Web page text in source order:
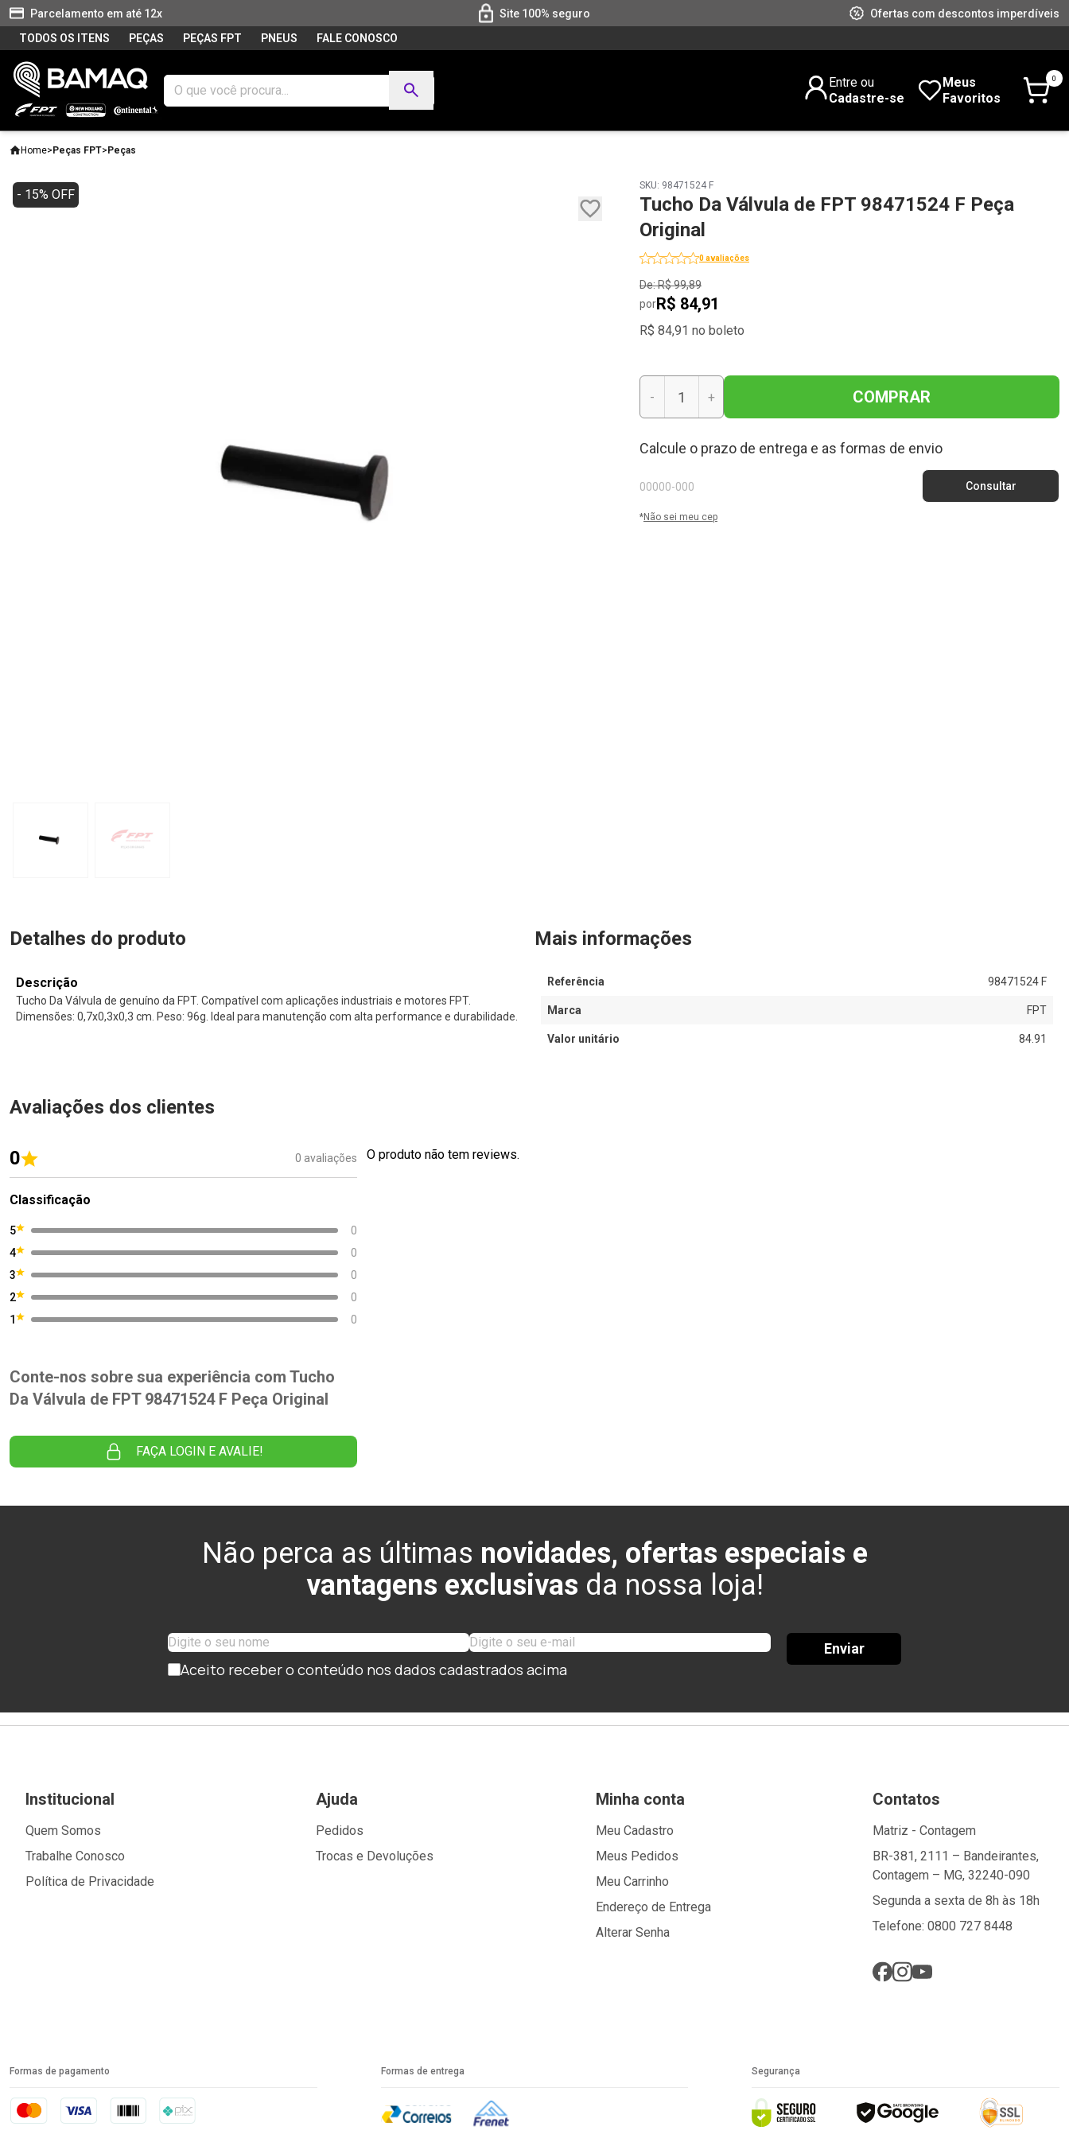
Parcelamento em até 12x Site 100% seguro
Ofertas com descontos imperdíveis
TODOS OS ITENS
PEÇAS PEÇAS FPT PNEUS FALE CONOSCO
Entre ou
Cadastre-se
Meus
Favoritos
0
Home> Peças FPT> Peças
SKU: 98471524 F
Tucho Da Válvula de FPT 98471524 F Peça
Original
0 avaliações
De: R$ 99,89
porR$ 84,91
R$ 84,91 no boleto
- 15% OFF
- + COMPRAR
Calcule o prazo de entrega e as formas de envio
*Não sei meu cep
Detalhes do produto
Descrição
Tucho Da Válvula de genuíno da FPT. Compatível com aplicações industriais e motores FPT.
Dimensões: 0,7x0,3x0,3 cm. Peso: 96g. Ideal para manutenção com alta performance e durabilidade.
Mais informações
Referência 98471524 F
Marca FPT
Valor unitário 84.91
Avaliações dos clientes
0 0 avaliações
Classificação
5
0
4
0
3
0
2
0
1
0
Conte-nos sobre sua experiência com Tucho
Da Válvula de FPT 98471524 F Peça Original
FAÇA LOGIN E AVALIE!
O produto não tem reviews.
Não perca as últimas novidades, ofertas especiais e
vantagens exclusivas da nossa loja!
Aceito receber o conteúdo nos dados cadastrados acima
Enviar
Institucional
Quem Somos
Trabalhe Conosco
Política de Privacidade
Ajuda
Pedidos
Trocas e Devoluções
Minha conta
Meu Cadastro
Meus Pedidos
Meu Carrinho
Endereço de Entrega
Alterar Senha
Contatos
Matriz - Contagem
BR-381, 2111 – Bandeirantes,
Contagem – MG, 32240-090
Segunda a sexta de 8h às 18h
Telefone: 0800 727 8448
Formas de pagamento Formas de entrega Segurança